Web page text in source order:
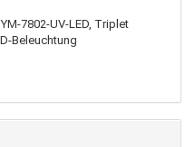
7802-UV-LED, Triplet
Beleuchtung